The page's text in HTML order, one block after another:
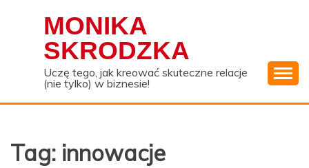
MONIKA
SKRODZKA
Uczę tego, jak kreować skuteczne relacje
(nie tylko) w biznesie!
Tag: innowacje